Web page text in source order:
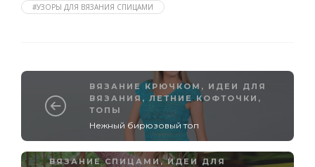
#УЗОРЫ ДЛЯ ВЯЗАНИЯ СПИЦАМИ
ВЯЗАНИЕ КРЮЧКОМ , ИДЕИ ДЛЯ
ВЯЗАНИЯ , ЛЕТНИЕ КОФТОЧКИ,
ТОПЫ
Нежный бирюзовый топ
ВЯЗАНИЕ СПИЦАМИ,ИДЕИ ДЛЯ